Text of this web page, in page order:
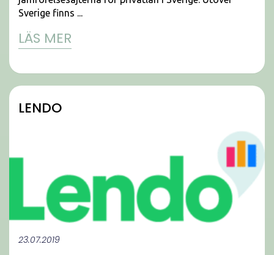
Sverige finns ...
LÄS MER
LENDO
23.07.2019